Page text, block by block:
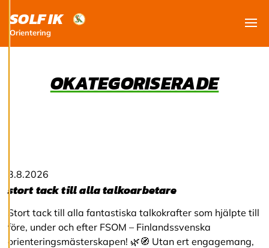
när som helst. Läs
mer om våra
cookies.
o
o
k
i
e
s
SOLF IK
Orientering
OKATEGORISERADE
3.8.2026
stort tack till alla talkoarbetare
Stort tack till alla fantastiska talkokrafter som hjälpte till
före, under och efter FSOM – Finlandssvenska
orienteringsmästerskapen! 🌿🧭 Utan ert engagemang,